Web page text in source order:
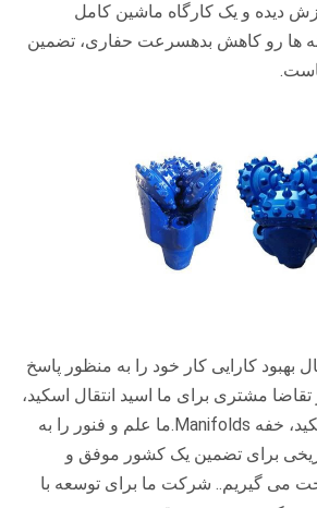
دیده و یک کارگاه ماشین کامل
ها رو کاهش بدهسرعت حفاری، تضمین
بهبود کارایی کار خود را به منظور پاسخ
تقاضا مشتری برای ما اسید انتقال اسکید،
شکستن Manifold اسکید، خفه Manifolds.ما علم و فنور را به
برای تضمین یک کشور موفق و
می گیریم.. شرکت ما برای توسعه با